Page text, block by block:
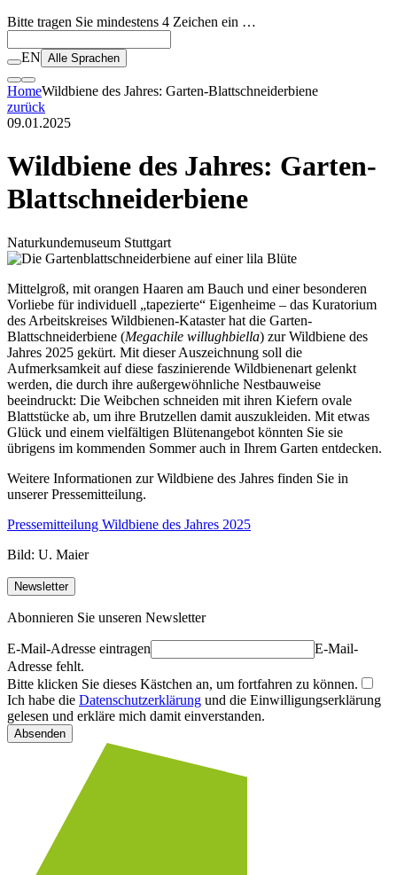
Bitte tragen Sie mindestens 4 Zeichen ein …
EN Alle Sprachen
HomeWildbiene des Jahres: Garten-Blattschneiderbiene
zurück
09.01.2025
Wildbiene des Jahres: Garten-
Blattschneiderbiene
Naturkundemuseum Stuttgart
Mittelgroß, mit orangen Haaren am Bauch und einer besonderen
Vorliebe für individuell „tapezierte“ Eigenheime – das Kuratorium
des Arbeitskreises Wildbienen-Kataster hat die Garten-
Blattschneiderbiene (Megachile willughbiella) zur Wildbiene des
Jahres 2025 gekürt. Mit dieser Auszeichnung soll die
Aufmerksamkeit auf diese faszinierende Wildbienenart gelenkt
werden, die durch ihre außergewöhnliche Nestbauweise
beeindruckt: Die Weibchen schneiden mit ihren Kiefern ovale
Blattstücke ab, um ihre Brutzellen damit auszukleiden. Mit etwas
Glück und einem vielfältigen Blütenangebot könnten Sie sie
übrigens im kommenden Sommer auch in Ihrem Garten entdecken.
Weitere Informationen zur Wildbiene des Jahres finden Sie in
unserer Pressemitteilung.
Pressemitteilung Wildbiene des Jahres 2025
Bild: U. Maier
Newsletter
Abonnieren Sie unseren Newsletter
E-Mail-Adresse eintragen
E-Mail-
Adresse fehlt.
Bitte klicken Sie dieses Kästchen an, um fortfahren zu können.
Ich habe die Datenschutzerklärung und die Einwilligungserklärung
gelesen und erkläre mich damit einverstanden.
Absenden